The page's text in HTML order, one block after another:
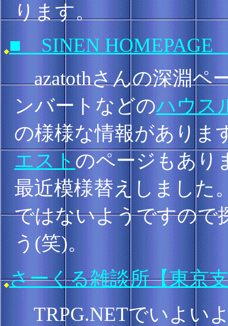
ります。
■ SINEN
azatothさんの深淵ペ
ンバートなどのハウス
の様様な情報がありま
エストのページもあり
最近模様替えしました
ではないようですので
う(笑)。
さーくる雑談所【東京
TRPG.NETでいよい